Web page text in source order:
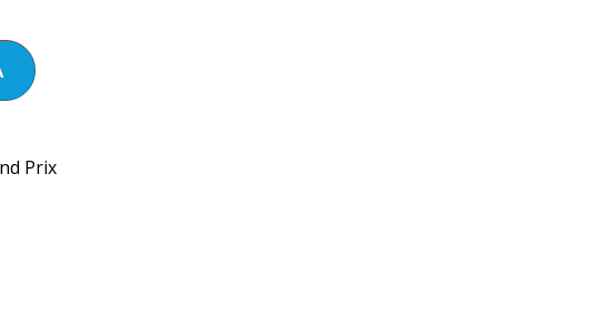
Prix